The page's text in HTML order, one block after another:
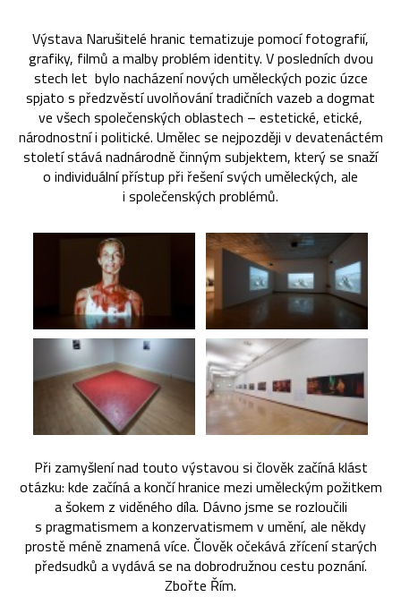
Výstava Narušitelé hranic tematizuje pomocí fotografií,
grafiky, filmů a malby problém identity. V posledních dvou
stech let bylo nacházení nových uměleckých pozic úzce
spjato s předzvěstí uvolňování tradičních vazeb a dogmat
ve všech společenských oblastech – estetické, etické,
národnostní i politické. Umělec se nejpozději v devatenáctém
století stává nadnárodně činným subjektem, který se snaží
o individuální přístup při řešení svých uměleckých, ale
i společenských problémů.
Při zamyšlení nad touto výstavou si člověk začíná klást
otázku: kde začíná a končí hranice mezi uměleckým požitkem
a šokem z viděného díla. Dávno jsme se rozloučili
s pragmatismem a konzervatismem v umění, ale někdy
prostě méně znamená více. Člověk očekává zřícení starých
předsudků a vydává se na dobrodružnou cestu poznání.
Zbořte Řím.